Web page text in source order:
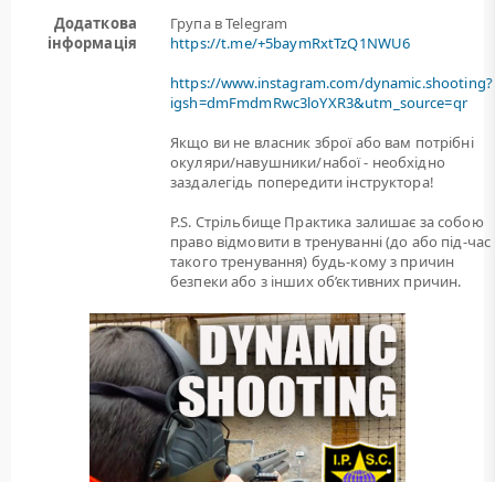
Додаткова
інформація
Група в Telegram
https://t.me/+5baymRxtTzQ1NWU6
https://www.instagram.com/dynamic.shooting?
igsh=dmFmdmRwc3loYXR3&utm_source=qr
Якщо ви не власник зброї або вам потрiбнi
окуляри/навушники/набої - необхідно
заздалегідь попередити інструктора!
P.S. Стрільбище Практика залишає за собою
право відмовити в тренуванні (до або під-час
такого тренування) будь-кому з причин
безпеки або з інших об’єктивних причин.